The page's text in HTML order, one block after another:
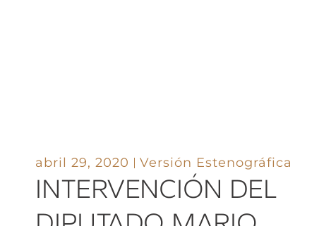
abril 29, 2020 Versión Estenográfica
INTERVENCIÓN DEL